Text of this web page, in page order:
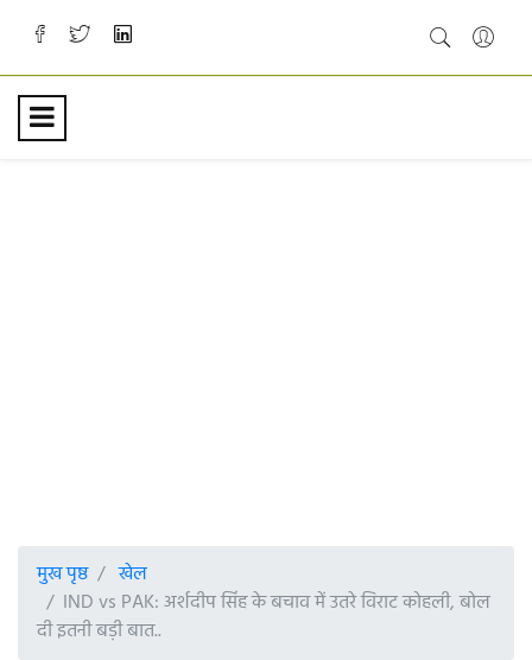
मुख पृष्ठ
खेल
IND vs PAK: अर्शदीप सिंह के बचाव में उतरे विराट कोहली, बोल
दी इतनी बड़ी बात..